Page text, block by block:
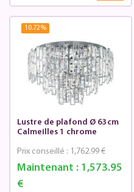
10.72%
Lustre de plafond Ø 63cm
Calmeilles 1 chrome
Maintenant :1,573.95
€
Prix conseillé : 1,762.99 €